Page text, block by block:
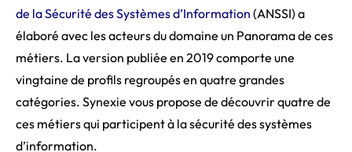
de la Sécurité des Systèmes d’Information (ANSSI) a
élaboré avec les acteurs du domaine un Panorama de ces
métiers. La version publiée en 2019 comporte une
vingtaine de profils regroupés en quatre grandes
catégories. Synexie vous propose de découvrir quatre de
ces métiers qui participent à la sécurité des systèmes
d’information.